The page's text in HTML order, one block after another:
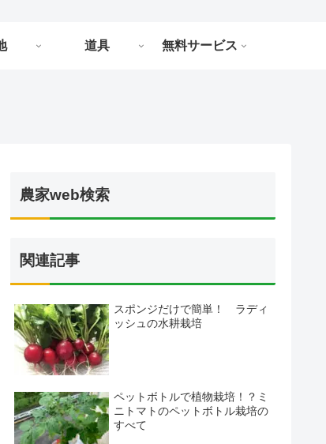
道具 無料サービス
農家web検索
関連記事
スポンジだけで簡単！ ラディ
ッシュの水耕栽培
ペットボトルで植物栽培！？ミ
ニトマトのペットボトル栽培の
すべて